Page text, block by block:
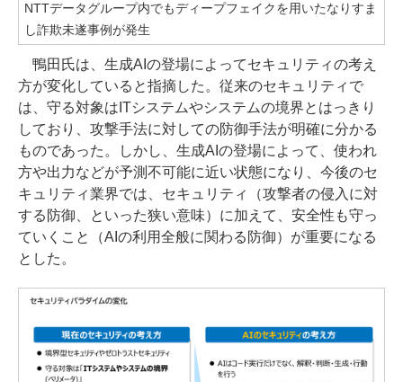
NTTデータグループ内でもディープフェイクを用いたなりすま
し詐欺未遂事例が発生
鴨田氏は、生成AIの登場によってセキュリティの考え
方が変化していると指摘した。従来のセキュリティで
は、守る対象はITシステムやシステムの境界とはっきり
しており、攻撃手法に対しての防御手法が明確に分かる
ものであった。しかし、生成AIの登場によって、使われ
方や出力などが予測不可能に近い状態になり、今後のセ
キュリティ業界では、セキュリティ（攻撃者の侵入に対
する防御、といった狭い意味）に加えて、安全性も守っ
ていくこと（AIの利用全般に関わる防御）が重要になる
とした。